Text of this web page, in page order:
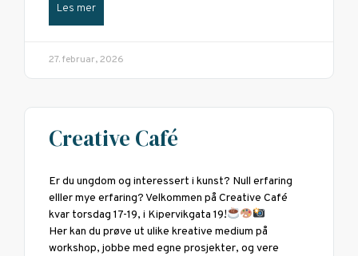
Les mer
27. februar, 2026
Creative Café
Er du ungdom og interessert i kunst? Null erfaring
elller mye erfaring? Velkommen på Creative Café
kvar torsdag 17-19, i Kipervikgata 19!
Her kan du prøve ut ulike kreative medium på
workshop, jobbe med egne prosjekter, og vere